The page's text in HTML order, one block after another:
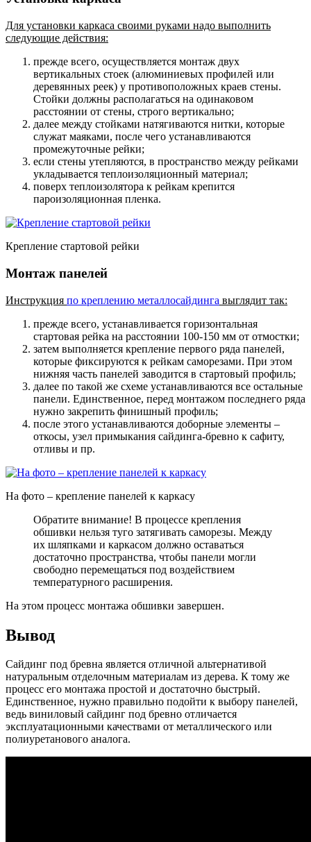
Для установки каркаса своими руками надо выполнить
следующие действия:
прежде всего, осуществляется монтаж двух
вертикальных стоек (алюминиевых профилей или
деревянных реек) у противоположных краев стены.
Стойки должны располагаться на одинаковом
расстоянии от стены, строго вертикально;
далее между стойками натягиваются нитки, которые
служат маяками, после чего устанавливаются
промежуточные рейки;
если стены утепляются, в пространство между рейками
укладывается теплоизоляционный материал;
поверх теплоизолятора к рейкам крепится
пароизоляционная пленка.
Крепление стартовой рейки
Монтаж панелей
Инструкция по креплению металлосайдинга выглядит так:
прежде всего, устанавливается горизонтальная
стартовая рейка на расстоянии 100-150 мм от отмостки;
затем выполняется крепление первого ряда панелей,
которые фиксируются к рейкам саморезами. При этом
нижняя часть панелей заводится в стартовый профиль;
далее по такой же схеме устанавливаются все остальные
панели. Единственное, перед монтажом последнего ряда
нужно закрепить финишный профиль;
после этого устанавливаются доборные элементы –
откосы, узел примыкания сайдинга-бревно к сафиту,
отливы и пр.
На фото – крепление панелей к каркасу
Обратите внимание! В процессе крепления
обшивки нельзя туго затягивать саморезы. Между
их шляпками и каркасом должно оставаться
достаточно пространства, чтобы панели могли
свободно перемещаться под воздействием
температурного расширения.
На этом процесс монтажа обшивки завершен.
Вывод
Сайдинг под бревна является отличной альтернативой
натуральным отделочным материалам из дерева. К тому же
процесс его монтажа простой и достаточно быстрый.
Единственное, нужно правильно подойти к выбору панелей,
ведь виниловый сайдинг под бревно отличается
эксплуатационными качествами от металлического или
полиуретанового аналога.